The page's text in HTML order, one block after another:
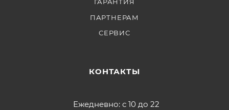
ПАРТНЕРАМ
СЕРВИС
КОНТАКТЫ
Ежедневно: с 10 до 22